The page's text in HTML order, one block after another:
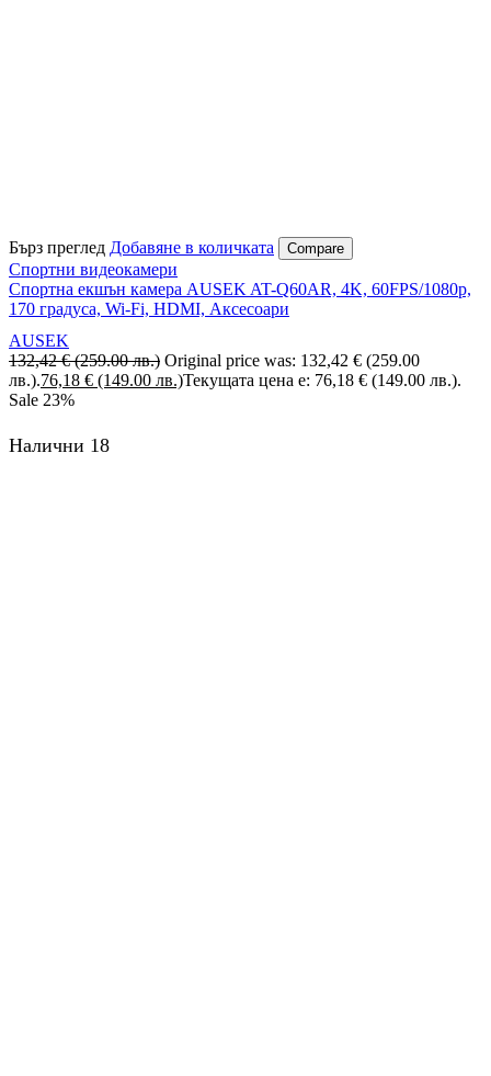
Бърз преглед Добавяне в количката Compare
Спортни видеокамери
Спортна екшън камера AUSEK AT-Q60AR, 4K, 60FPS/1080p,
170 градуса, Wi-Fi, HDMI, Аксесоари
AUSEK
132,42€ (259.00 лв.) Original price was: 132,42 € (259.00
лв.).76,18 € (149.00 лв.)Текущата цена е: 76,18 € (149.00 лв.).
Sale 23%
Налични 18